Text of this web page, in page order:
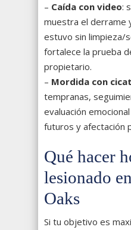
– Caída con video:
muestra el derrame
estuvo sin limpieza/
fortalece la prueba
propietario.
– Mordida con
tempranas,
evaluación
futuros y afectación
Qué hacer
lesionado
Oaks
Si tu objetivo es